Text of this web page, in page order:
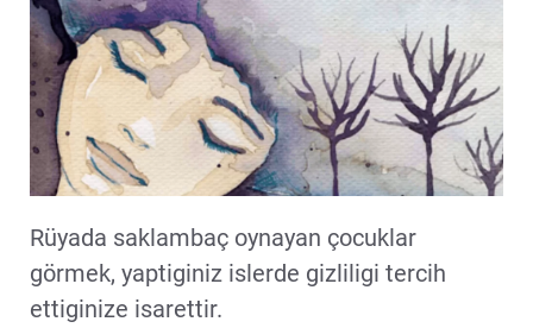
Rüyada saklambaç oynayan çocuklar
görmek, yaptiginiz islerde gizliligi tercih
ettiginize isarettir.